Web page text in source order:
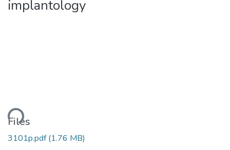
implantology
Files
3101p.pdf(1.76 MB)